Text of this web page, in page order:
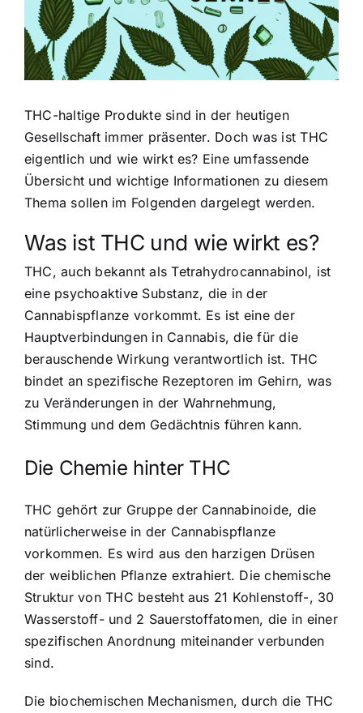
THC-haltige Produkte sind in der heutigen
Gesellschaft immer präsenter. Doch was ist THC
eigentlich und wie wirkt es? Eine umfassende
Übersicht und wichtige Informationen zu diesem
Thema sollen im Folgenden dargelegt werden.
Was ist THC und wie wirkt es?
THC, auch bekannt als Tetrahydrocannabinol, ist
eine psychoaktive Substanz, die in der
Cannabispflanze vorkommt. Es ist eine der
Hauptverbindungen in Cannabis, die für die
berauschende Wirkung verantwortlich ist. THC
bindet an spezifische Rezeptoren im Gehirn, was
zu Veränderungen in der Wahrnehmung,
Stimmung und dem Gedächtnis führen kann.
Die Chemie hinter THC
THC gehört zur Gruppe der Cannabinoide, die
natürlicherweise in der Cannabispflanze
vorkommen. Es wird aus den harzigen Drüsen
der weiblichen Pflanze extrahiert. Die chemische
Struktur von THC besteht aus 21 Kohlenstoff-, 30
Wasserstoff- und 2 Sauerstoffatomen, die in einer
spezifischen Anordnung miteinander verbunden
sind.
Die biochemischen Mechanismen, durch die THC